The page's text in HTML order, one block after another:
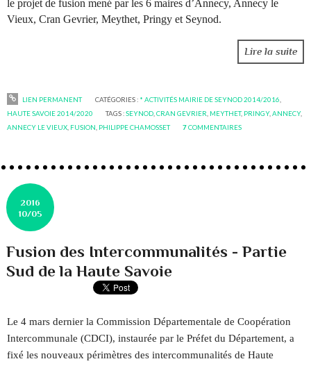
le projet de fusion mené par les 6 maires d’Annecy, Annecy le
Vieux, Cran Gevrier, Meythet, Pringy et Seynod.
Lire la suite
LIEN PERMANENT CATÉGORIES : * ACTIVITÉS MAIRIE DE SEYNOD 2014/2016
HAUTE SAVOIE 2014/2020
TAGS :SEYNOD ,CRAN GEVRIER MEYTHET, PRINGY,ANNECY,
ANNECY LE VIEUX FUSION PHILIPPE CHAMOSSET 7COMMENTAIRES
2016
10/05
Fusion des Intercommunalités - Partie
Sud de la Haute Savoie
Le 4 mars dernier la Commission Départementale de Coopération
Intercommunale (CDCI), instaurée par le Préfet du Département, a
fixé les nouveaux périmètres des intercommunalités de Haute